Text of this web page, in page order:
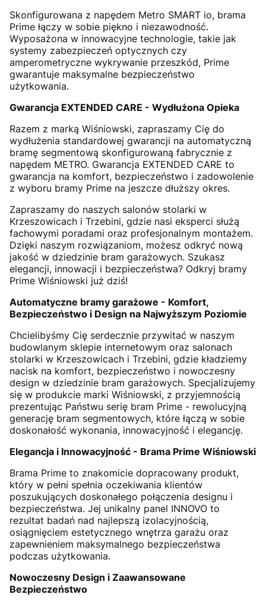
Skonfigurowana z napędem Metro SMART io, brama
Prime łączy w sobie piękno i niezawodność.
Wyposażona w innowacyjne technologie, takie jak
systemy zabezpieczeń optycznych czy
amperometryczne wykrywanie przeszkód, Prime
gwarantuje maksymalne bezpieczeństwo
użytkowania.
Gwarancja EXTENDED CARE - Wydłużona Opieka
Razem z marką Wiśniowski, zapraszamy Cię do
wydłużenia standardowej gwarancji na automatyczną
bramę segmentową skonfigurowaną fabrycznie z
napędem METRO. Gwarancja EXTENDED CARE to
gwarancja na komfort, bezpieczeństwo i zadowolenie
z wyboru bramy Prime na jeszcze dłuższy okres.
Zapraszamy do naszych salonów stolarki w
Krzeszowicach i Trzebini, gdzie nasi eksperci służą
fachowymi poradami oraz profesjonalnym montażem.
Dzięki naszym rozwiązaniom, możesz odkryć nową
jakość w dziedzinie bram garażowych. Szukasz
elegancji, innowacji i bezpieczeństwa? Odkryj bramy
Prime Wiśniowski już dziś!
Automatyczne bramy garażowe - Komfort,
Bezpieczeństwo i Design na Najwyższym Poziomie
Chcielibyśmy Cię serdecznie przywitać w naszym
budowlanym sklepie internetowym oraz salonach
stolarki w Krzeszowicach i Trzebini, gdzie kładziemy
nacisk na komfort, bezpieczeństwo i nowoczesny
design w dziedzinie bram garażowych. Specjalizujemy
się w produkcie marki Wiśniowski, z przyjemnością
prezentując Państwu serię bram Prime - rewolucyjną
generację bram segmentowych, które łączą w sobie
doskonałość wykonania, innowacyjność i elegancję.
Elegancja i Innowacyjność - Brama Prime Wiśniowski
Brama Prime to znakomicie dopracowany produkt,
który w pełni spełnia oczekiwania klientów
poszukujących doskonałego połączenia designu i
bezpieczeństwa. Jej unikalny panel INNOVO to
rezultat badań nad najlepszą izolacyjnością,
osiągnięciem estetycznego wnętrza garażu oraz
zapewnieniem maksymalnego bezpieczeństwa
podczas użytkowania.
Nowoczesny Design i Zaawansowane
Bezpieczeństwo